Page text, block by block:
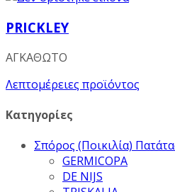
PRICKLEY
ΑΓΚΑΘΩΤΟ
Λεπτομέρειες προϊόντος
Κατηγορίες
Σπόρος (Ποικιλία)
GERMICOPA
DE NIJS